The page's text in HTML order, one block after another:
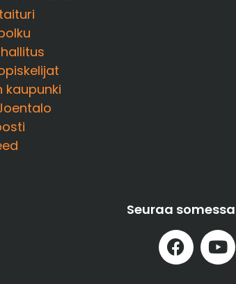
kaupunki
Seuraa somessa